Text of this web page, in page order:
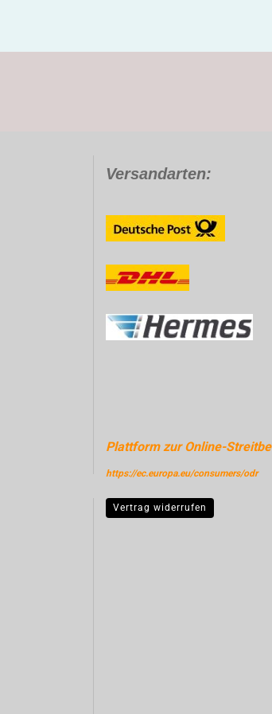
Versandarten:
Plattform zur Online-
https://ec.europa.eu/consumers/odr
Vertrag widerrufen